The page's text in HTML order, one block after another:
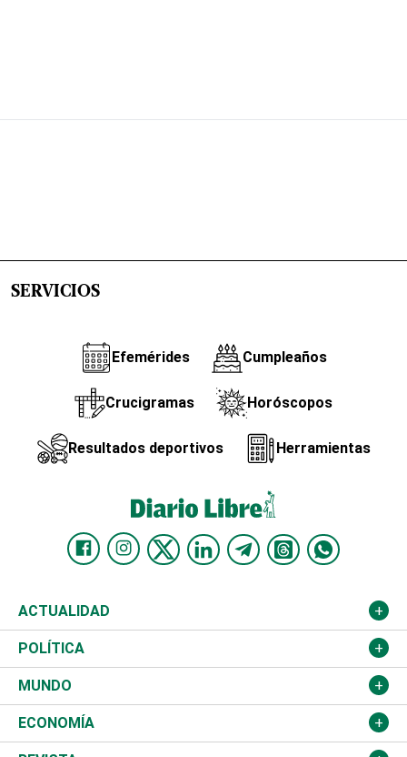
SERVICIOS
Efemérides Cumpleaños
Crucigramas Horóscopos
Resultados deportivos Herramientas
ACTUALIDAD
Nacional
Ciudad
Educación
POLÍTICA
Partidos
JCE
MUNDO
Estados Unidos
ECONOMÍA